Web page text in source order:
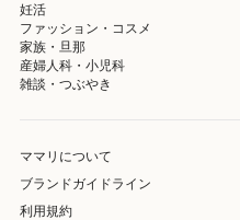
妊活
ファッション・コスメ
家族・旦那
産婦人科・小児科
雑談・つぶやき
ママリについて
ブランドガイドライン
利用規約